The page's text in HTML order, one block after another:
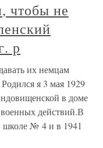
чтобы не
р
их немцам
я 3 мая 1929
в доме
действий.В
школе № 4 и в 1941